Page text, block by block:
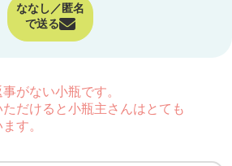
ななし／匿名
で送る
がない小瓶です。
だけると小瓶主さんはとても
す。